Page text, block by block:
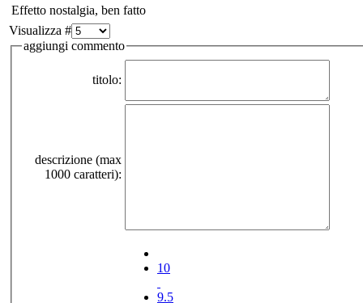
Effetto nostalgia, ben fatto
Visualizza #
aggiungi commento
titolo:
descrizione (max
1000 caratteri):
10
9.5